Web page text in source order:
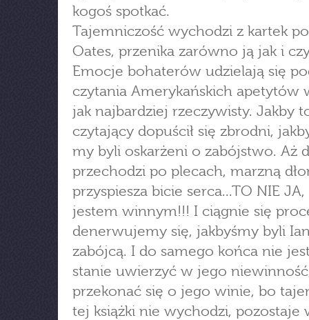
kogoś spotkać.
Tajemniczość wychodzi z kartek
Oates, przenika zarówno ją jak i
Emocje bohaterów udzielają się
czytania Amerykańskich apetytów
jak najbardziej rzeczywisty. Jakby
czytający dopuścił się zbrodni,
my byli oskarżeni o zabójstwo. Aż
przechodzi po plecach, marzną
przyspiesza bicie serca...TO NIE
jestem winnym!!! I ciągnie się
denerwujemy się, jakbyśmy byli
zabójcą. I do samego końca nie
stanie uwierzyć w jego
przekonać się o jego winie, bo
tej książki nie wychodzi, pozostaje